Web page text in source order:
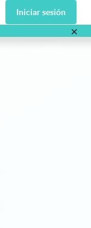
Iniciar sesión
×